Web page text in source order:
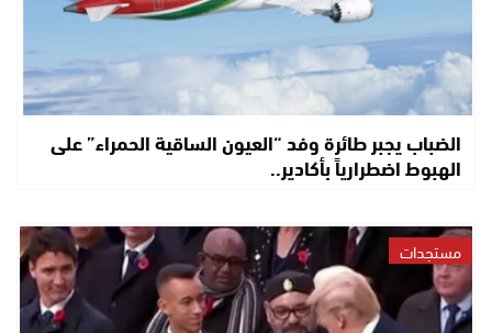
الضباب يجبر طائرة وفد “العيون الساقية الحمراء” على
الهبوط اضطرارياً بأكادير..
مستجدات